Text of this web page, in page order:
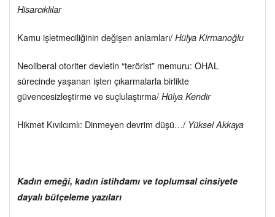
Hisarcıklılar
Kamu işletmeciliğinin değişen anlamları/ Hülya Kirmanoğlu
Neoliberal otoriter devletin “terörist” memuru: OHAL
sürecinde yaşanan işten çıkarmalarla birlikte
güvencesizleştirme ve suçlulaştırma/ Hülya Kendir
Hikmet Kıvılcımlı: Dinmeyen devrim düşü…/ Yüksel Akkaya
Kadın emeği, kadın istihdamı ve toplumsal cinsiyete
dayalı bütçeleme yazıları